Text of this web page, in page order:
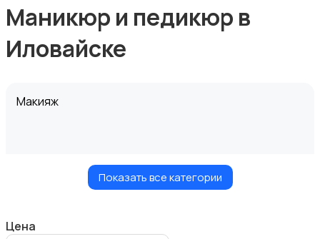
Маникюр и педикюр в
Иловайске
Макияж
Показать все категории
Цена